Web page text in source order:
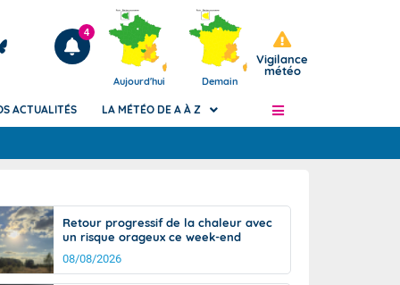
Articles
4
Aujourd'hui Demain
Vigilance
météo
Phénomènes dangereux de J+2 à J+7
Avertissement pluies intenses à l'échelle
des communes (Apic)
ACTUALITÉS LA MÉTÉO DE A À Z
Retour progressif de la chaleur avec
un risque orageux ce week-end
08/08/2026